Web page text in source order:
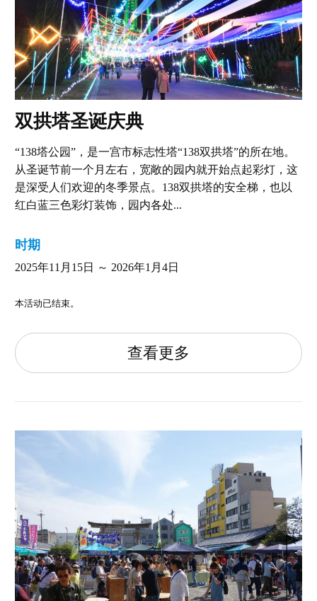
双拱塔圣诞庆典
“138塔公园”，是一宫市标志性塔“138双拱塔”的所在地。
从圣诞节前一个月左右，宽敞的园内就开始点起彩灯，这
是深受人们欢迎的冬季景点。138双拱塔的安全梯，也以
红白蓝三色彩灯装饰，园内各处...
时期
2025年11月15日 ～ 2026年1月4日
本活动已结束。
查看更多